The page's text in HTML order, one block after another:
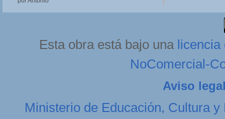
Esta obra está bajo una licencia
NoComercial-
Aviso
Ministerio de Educación, Cultura y